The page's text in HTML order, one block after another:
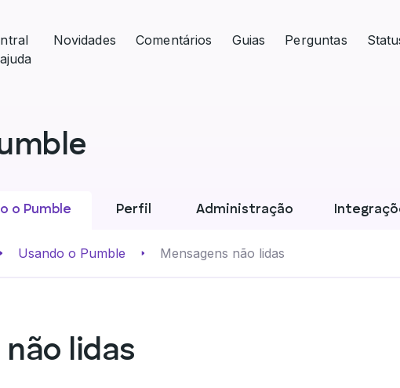
Novidades Comentários Guias Perguntas
o Pumble Perfil Administração
Usando o Pumble Mensagens não lidas
lidas